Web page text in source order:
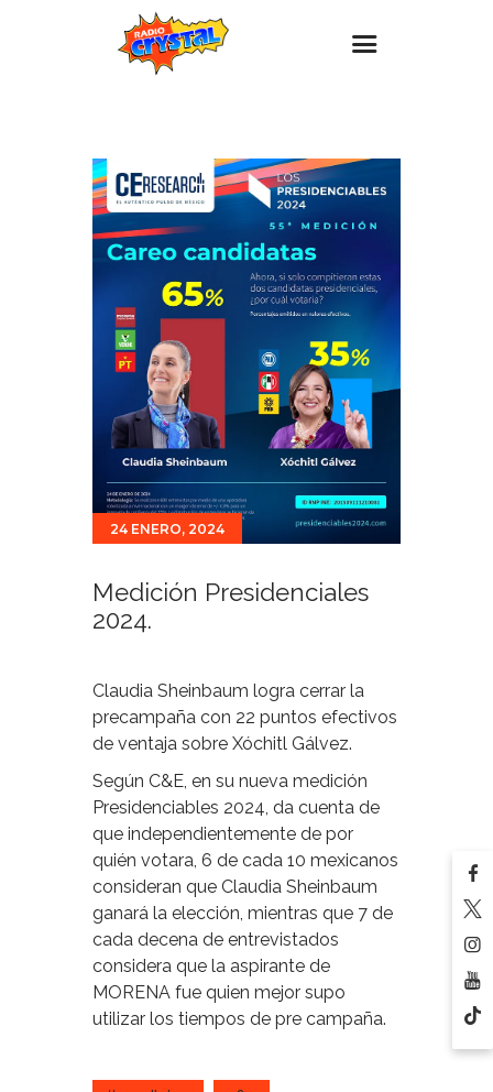
Estaciones
Eventos
Promociones
Noticias
Para ti
Contacto
24 ENERO, 2024
Medición Presidenciales
2024.
Claudia Sheinbaum logra cerrar la
precampaña con 22 puntos efectivos
de ventaja sobre Xóchitl Gálvez.
Según C&E, en su nueva medición
Presidenciables 2024, da cuenta de
que independientemente de por
quién votara, 6 de cada 10 mexicanos
consideran que Claudia Sheinbaum
ganará la elección, mientras que 7 de
cada decena de entrevistados
considera que la aspirante de
MORENA fue quien mejor supo
utilizar los tiempos de pre campaña.